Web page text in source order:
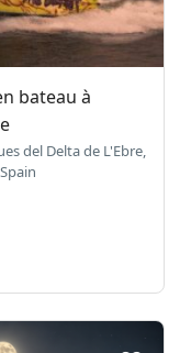
bateau à
del Delta de L'Ebre,